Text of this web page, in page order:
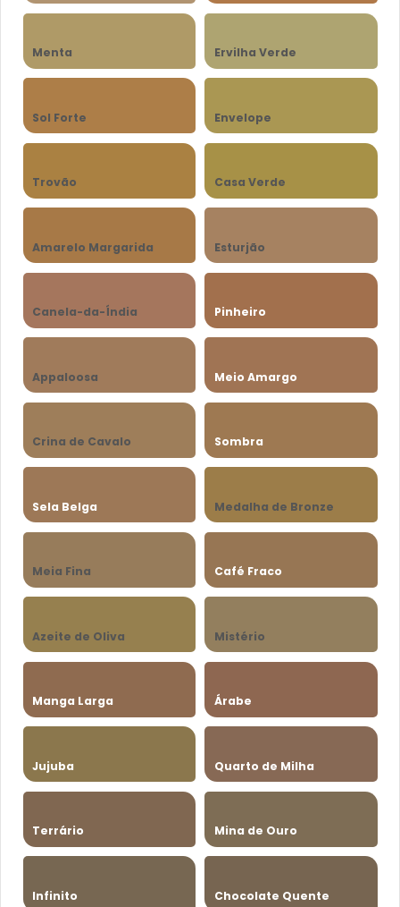
Menta Ervilha Verde
Sol Forte Envelope
Trovão Casa Verde
Amarelo Margarida Esturjão
Canela-da-Índia Pinheiro
Appaloosa Meio Amargo
Crina de Cavalo Sombra
Sela Belga Medalha de Bronze
Meia Fina Café Fraco
Azeite de Oliva Mistério
Manga Larga Árabe
Jujuba Quarto de Milha
Terrário Mina de Ouro
Infinito Chocolate Quente